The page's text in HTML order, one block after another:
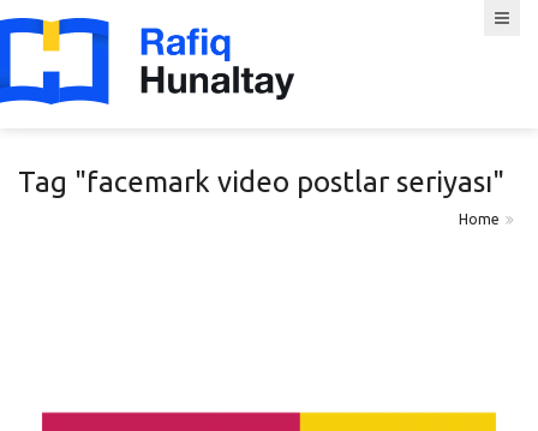
Tag "facemark video postlar seriyası"
Home